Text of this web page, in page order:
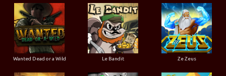
Wanted Dead or a Wild Le Bandit Ze Zeus